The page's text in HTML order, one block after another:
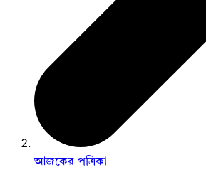
আজকের পত্রিকা